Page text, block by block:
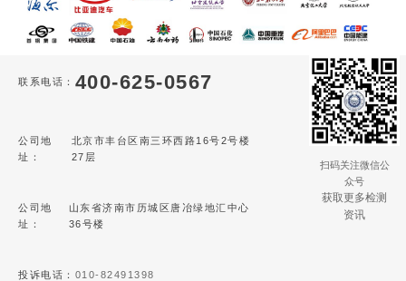
联系电话： 400-625-0567
公司地
址：
北京市丰台区南三环西路16号2号楼
27层
公司地
址：
山东省济南市历城区唐冶绿地汇中心
36号楼
投诉电话： 010-82491398
扫码关注微信公
众号
获取更多检测
资讯